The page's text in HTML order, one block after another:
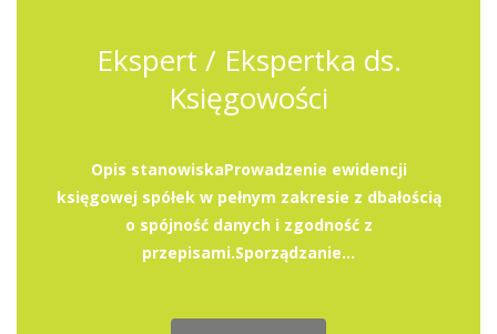
Ekspert / Ekspertka ds.
Księgowości
Opis stanowiskaProwadzenie ewidencji
księgowej spółek w pełnym zakresie z dbałością
o spójność danych i zgodność z
przepisami.Sporządzanie...